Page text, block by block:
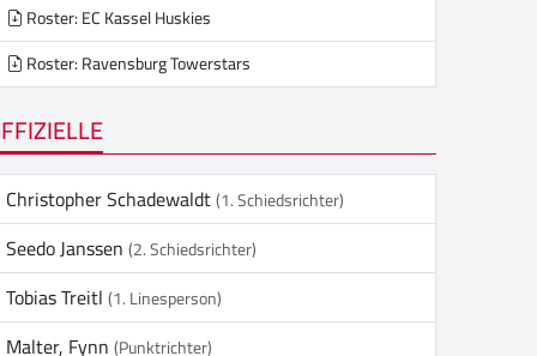
Roster: EC Kassel Huskies
Roster: Ravensburg Towerstars
Christopher Schadewaldt(1. Schiedsrichter)
Seedo Janssen(2. Schiedsrichter)
Tobias Treitl(1. Linesperson)
Malter, Fynn(Punktrichter)